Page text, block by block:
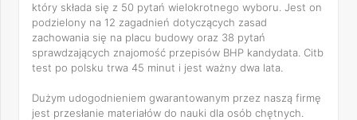
który składa się z 50 pytań wielokrotnego wyboru. Jest on
podzielony na 12 zagadnień dotyczących zasad
zachowania się na placu budowy oraz 38 pytań
sprawdzających znajomość przepisów BHP kandydata. Citb
test po polsku trwa 45 minut i jest ważny dwa lata.
Dużym udogodnieniem gwarantowanym przez naszą firmę
jest przesłanie materiałów do nauki dla osób chętnych.